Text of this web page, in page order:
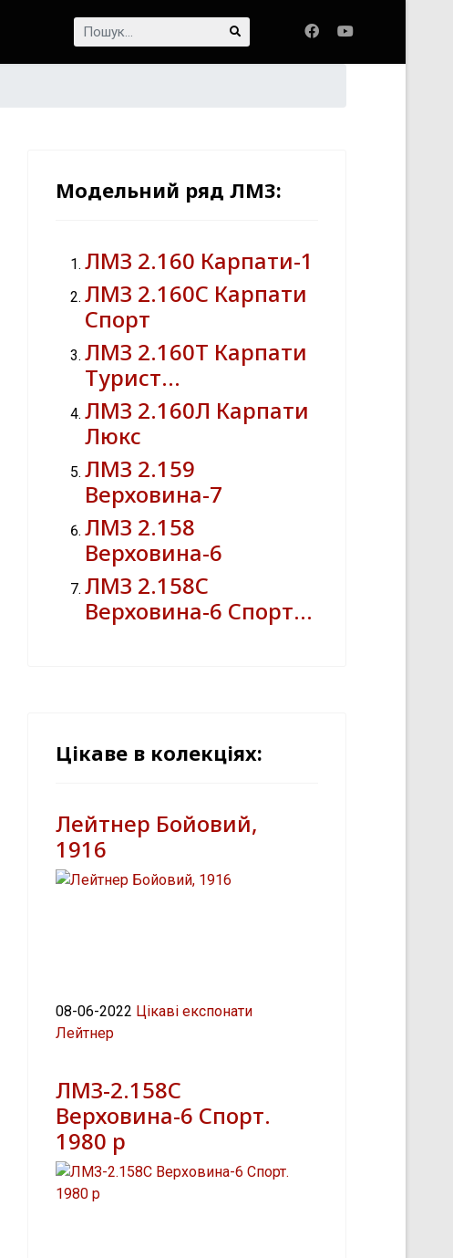
Пошук...
Модельний ряд ЛМЗ:
ЛМЗ 2.160 Карпати-1
ЛМЗ 2.160С Карпати
Спорт
ЛМЗ 2.160Т Карпати
Турист…
ЛМЗ 2.160Л Карпати
Люкс
ЛМЗ 2.159
Верховина-7
ЛМЗ 2.158
Верховина-6
ЛМЗ 2.158С
Верховина-6 Спорт…
Цікаве в колекціях:
Лейтнер Бойовий,
1916
08-06-2022 Цікаві експонати
Лейтнер
ЛМЗ-2.158С
Верховина-6 Спорт.
1980 р